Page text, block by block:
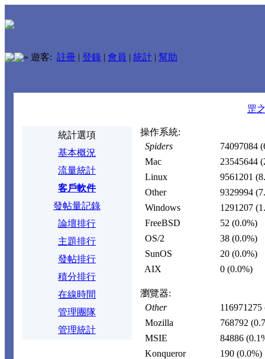
» 遊客: 註冊 | 登錄 | 會員 | 統計 | 幫助
罡
統計選項
基本概況
流量統計
客戶軟件
發帖量記錄
論壇排行
主題排行
發帖排行
積分排行
在線時間
管理團隊
管理統計
操作系統:
Spiders
74097084
Mac
23545644
Linux
9561201
Other
9329994
Windows
1291207
FreeBSD
52 (0.0%)
OS/2
38 (0.0%)
SunOS
20 (0.0%)
AIX
0 (0.0%)
瀏覽器:
Other
116971275
Mozilla
768792
MSIE
84886
Konqueror
190 (0.0%)